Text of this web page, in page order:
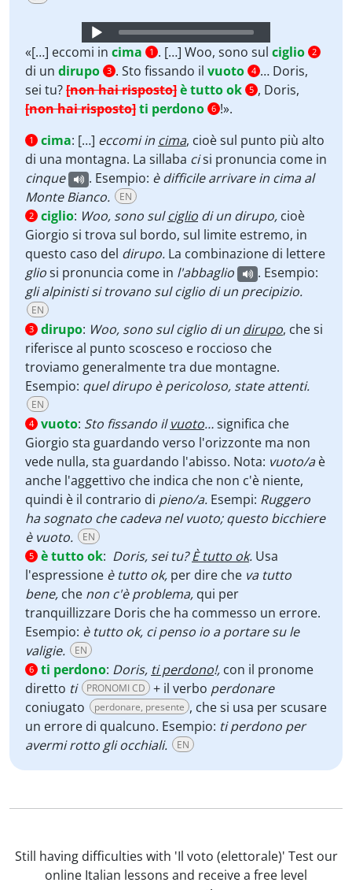
Audio
Player
«[…] eccomi in cima 1 . […] Woo, sono sul ciglio 2
di un dirupo 3 . Sto fissando il vuoto 4 … Doris,
sei tu?[non hai risposto]è tutto ok 5 , Doris,
[non hai risposto]ti perdono 6 !».
1 cima: […] eccomi in cima, cioè sul punto più alto
di una montagna. La sillaba cisi pronuncia come in
cinque
. Esempio: è difficile arrivare in cima al
Monte Bianco.
EN
2 ciglio: Woo, sono sulciglio di un dirupo, cioè
Giorgio si trova sul bordo, sul limite estremo, in
questo caso del dirupo. La combinazione di lettere
gliosi pronuncia come in l'abbaglio
. Esempio:
gli alpinisti si trovano sul ciglio di un precipizio.
EN
3 dirupo: Woo, sono sul ciglio di un dirupo, che si
riferisce al punto scosceso e roccioso che
troviamo generalmente tra due montagne.
Esempio: quel dirupo è pericoloso, state attenti.
EN
4 vuoto: Sto fissando ilvuoto…significa che
Giorgio sta guardando verso l'orizzonte ma non
vede nulla, sta guardando l'abisso. Nota: vuoto/aè
anche l'aggettivo che indica che non c'è niente,
quindi è il contrario di pieno/a. Esempi: Ruggero
ha sognato che cadeva nel vuoto; questo bicchiere
è vuoto.
EN
5 è tutto ok: Doris, sei tu?È tutto ok. Usa
l'espressione è tutto ok, per dire che va tutto
bene, che non c'è problema, qui per
tranquillizzare Doris che ha commesso un errore.
Esempio: è tutto ok, ci penso io a portare su le
valigie.
EN
6 ti perdono: Doris, ti perdono!, con il pronome
diretto ti PRONOMI CD + il verbo perdonare
coniugato
perdonare, presente , che si usa per scusare
un errore di qualcuno. Esempio: ti perdono per
avermi rotto gli occhiali.
EN
Still having difficulties with 'Il voto (elettorale)' Test our
online Italian lessons and receive a free level